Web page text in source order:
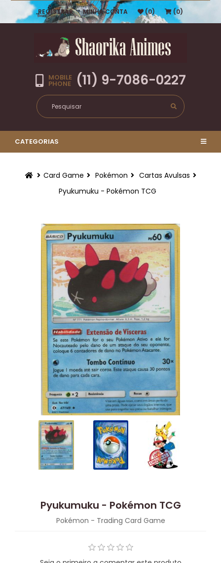
REGISTRAR MINHA CONTA (0) (0)
MOBILE
PHONE (11) 9-7086-0227
CATEGORIAS
Card Game Pokémon
Cartas Avulsas
Pyukumuku - Pokémon TCG
Pyukumuku - Pokémon TCG
Pokémon - Trading Card Game